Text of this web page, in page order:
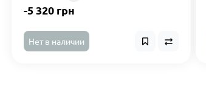
-5 320 грн
Нет в наличии